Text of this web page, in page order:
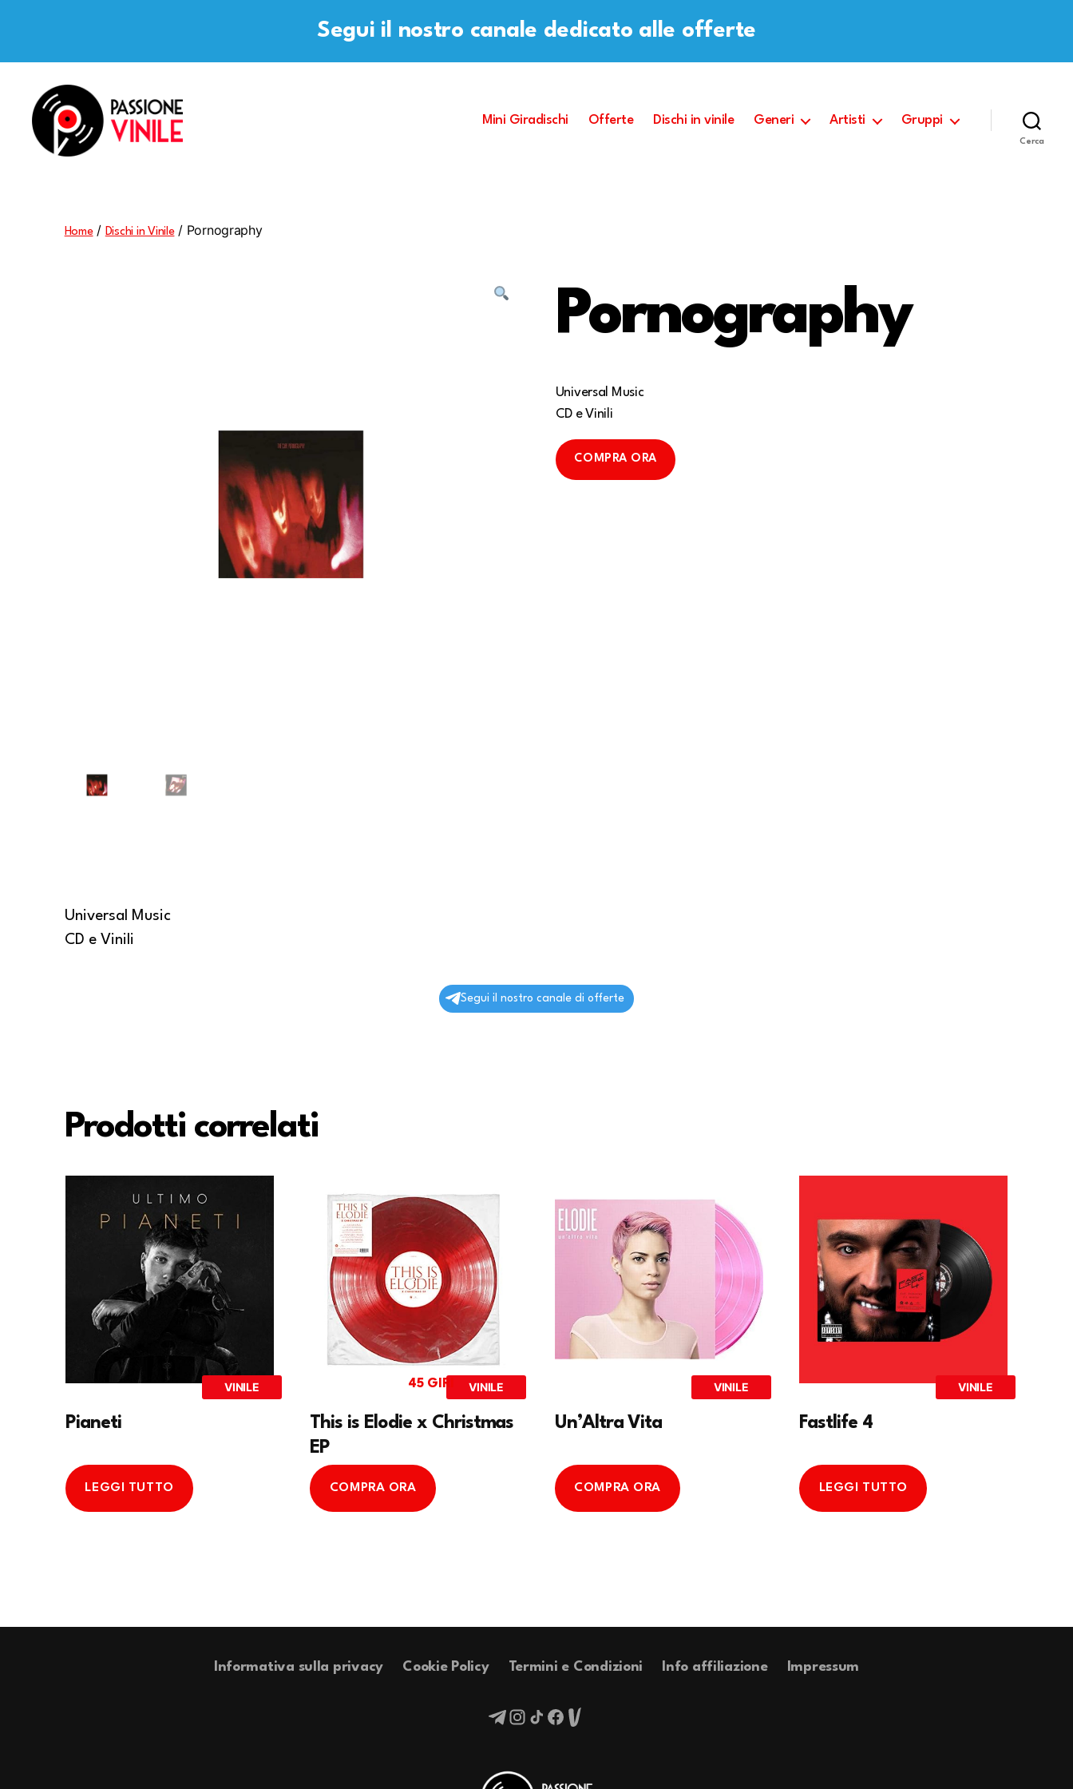
Segui il nostro canale dedicato alle offerte
Mini Giradischi Offerte Dischi in vinile Generi Artisti Gruppi
Cerca
Home/ Dischi in Vinile/ Pornography
Pornography
Universal Music
CD e Vinili
COMPRA ORA
Universal Music
CD e Vinili
Segui il nostro canale di offerte
Prodotti correlati
VINILE
Pianeti
LEGGI TUTTO
45 GIRI VINILE
This is Elodie x Christmas
EP
COMPRA ORA
VINILE
Un’Altra Vita
COMPRA ORA
VINILE
Fastlife 4
LEGGI TUTTO
Informativa sulla privacy Cookie Policy Termini e Condizioni Info affiliazione Impressum